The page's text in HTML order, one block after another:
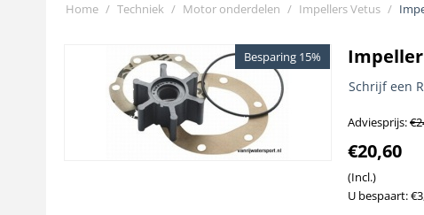
Home / Techniek / Motor onderdelen / Impellers Vetus /
Besparing 15% Impeller
Schrijf een
Adviesprijs:€
€20,60
(Incl.)
U bespaart:€